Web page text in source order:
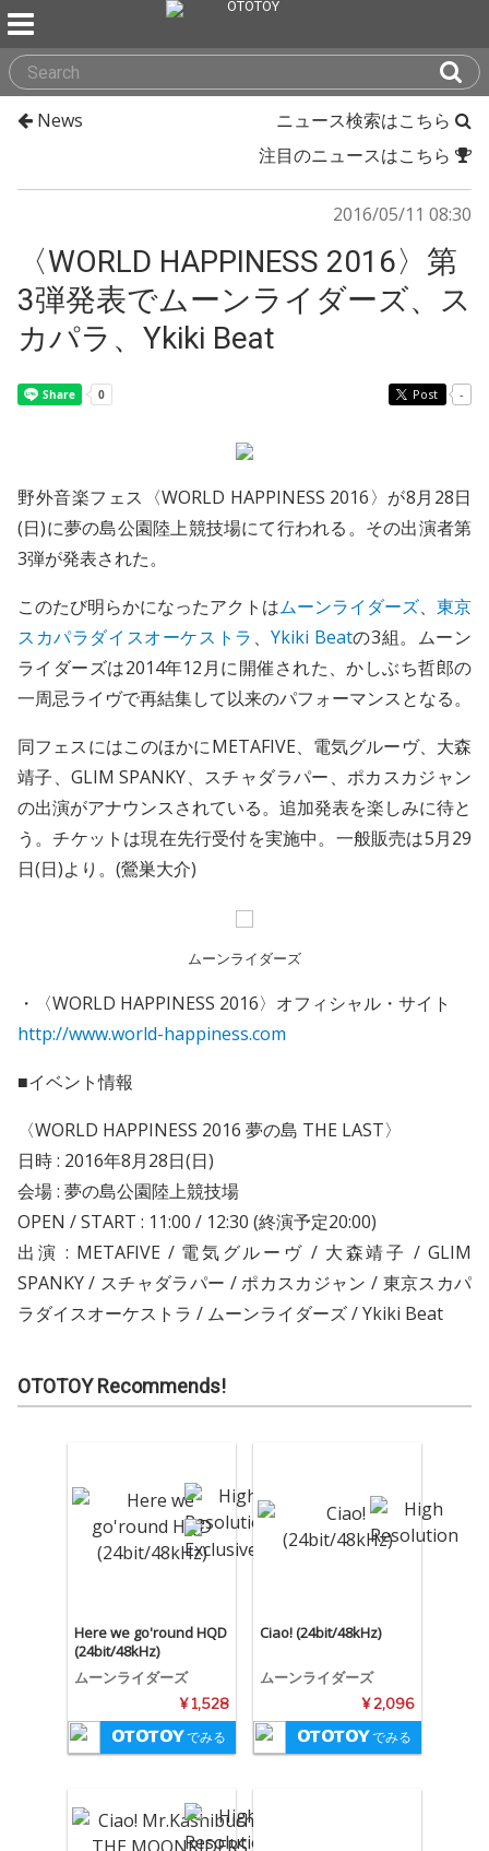
News
ニュース検索はこちら
注目のニュースはこちら
2016/05/11 08:30
〈WORLD HAPPINESS 2016〉第
3弾発表でムーンライダーズ、ス
カパラ、Ykiki Beat
Post -
野外音楽フェス〈WORLD HAPPINESS 2016〉が8月28日
(日)に夢の島公園陸上競技場にて行われる。その出演者第
3弾が発表された。
このたび明らかになったアクトはムーンライダーズ、 東京
スカパラダイスオーケストラ 、Ykiki Beatの3組。ムーン
ライダーズは2014年12月に開催された、かしぶち哲郎の
一周忌ライヴで再結集して以来のパフォーマンスとなる。
同フェスにはこのほかにMETAFIVE、電気グルーヴ、大森
靖子、GLIM SPANKY、スチャダラパー、ポカスカジャン
の出演がアナウンスされている。追加発表を楽しみに待と
う。チケットは現在先行受付を実施中。一般販売は5月29
日(日)より。(鶯巣大介)
ムーンライダーズ
・〈WORLD HAPPINESS 2016〉オフィシャル・サイト
http://www.world-happiness.com
■イベント情報
〈WORLD HAPPINESS 2016 夢の島 THE LAST〉
日時 : 2016年8月28日(日)
会場 : 夢の島公園陸上競技場
OPEN / START : 11:00 / 12:30 (終演予定20:00)
出演 : METAFIVE / 電気グルーヴ / 大森靖子 / GLIM
SPANKY / スチャダラパー / ポカスカジャン / 東京スカパ
ラダイスオーケストラ / ムーンライダーズ / Ykiki Beat
OTOTOY Recommends!
Here we go'round HQD
(24bit/48kHz)
ムーンライダーズ
¥ 1,528
でみる
Ciao! (24bit/48kHz)
ムーンライダーズ
¥ 2,096
でみる